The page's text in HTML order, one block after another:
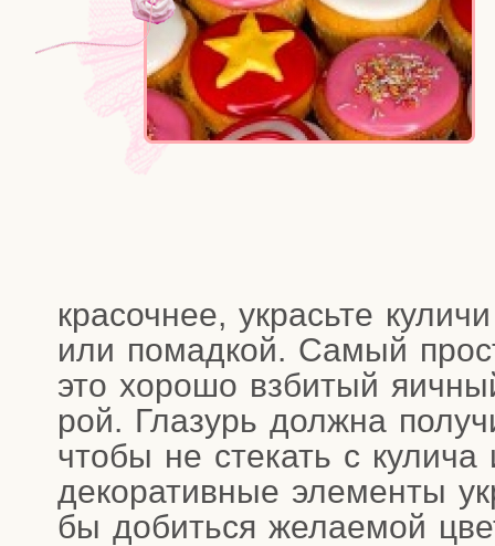
кра­соч­нее, укрась­те
или помад­кой. Самый
это хоро­шо взби­тый
рой. Гла­зурь долж­на
что­бы не сте­кать с
деко­ра­тив­ные эле­мен­ты
бы добить­ся жела­е­мой